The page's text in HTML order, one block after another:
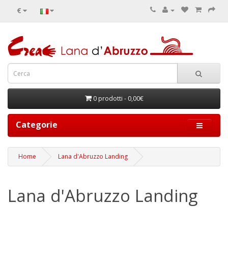
€
0 prodotti - 0,00€
Categorie
Home Lana d'Abruzzo Landing
Lana d'Abruzzo Landing